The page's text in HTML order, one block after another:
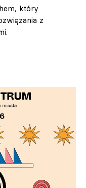
który
z